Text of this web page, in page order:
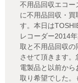
不用品回収エコー
に不用品回収・買
す。本日は
レコーダー2014
取と不用品回収の
させて頂きます
電製品と以前から
取り希望でした